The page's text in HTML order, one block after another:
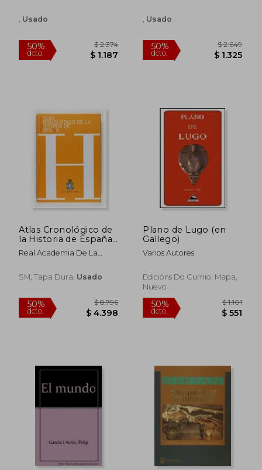
Usado
50% $ 2.374
Usado
50%
Atlas Cronológico de
la Historia de España:
ACHE
Real Academia De La
SM, Tapa Dura, Usado
Plano de Lugo (en
Gallego)
Varios Autores
Edicións Do Cumio, Mapa,
Nuevo